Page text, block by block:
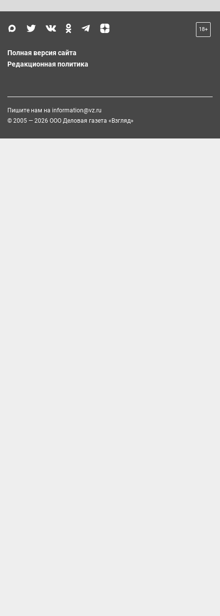
18+
Полная версия сайта
Редакционная политика
Пишите нам на information@vz.ru
© 2005 — 2026 ООО Деловая газета «Взгляд»